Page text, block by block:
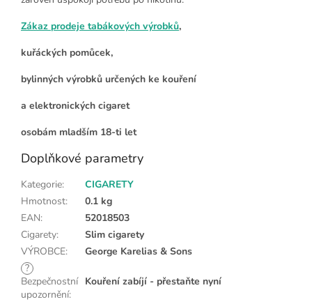
Zákaz prodeje tabákových výrobků,
kuřáckých pomůcek,
bylinných výrobků určených ke kouření
a elektronických cigaret
osobám mladším 18-ti let
Doplňkové parametry
Kategorie:
CIGARETY
Hmotnost:
0.1 kg
EAN:
52018503
Cigarety:
Slim cigarety
VÝROBCE:
George Karelias & Sons
?
Bezpečnostní
upozornění:
Kouření zabíjí - přestaňte nyní